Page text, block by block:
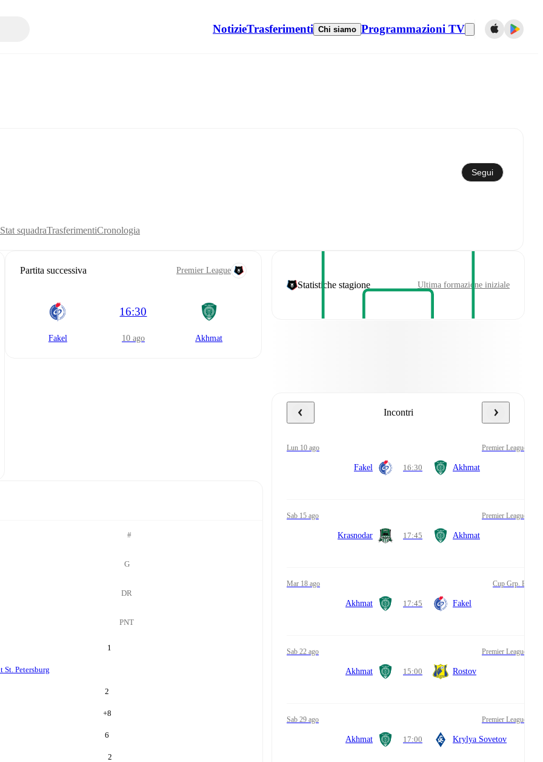
NotizieTrasferimenti Chi siamo Programmazioni TV
Segui
Stat squadraTrasferimentiCronologia
Partita successiva Premier League
Fakel
16:30
10 ago Akhmat
#
G
DR
PNT
1
St. Petersburg
2
+8
6
2
Statistiche stagione Ultima formazione iniziale
Incontri
lun 10 ago Premier League
Fakel 16:30 Akhmat
sab 15 ago Premier League
Krasnodar 17:45 Akhmat
mar 18 ago Cup Grp. B
Akhmat 17:45 Fakel
sab 22 ago Premier League
Akhmat 15:00 Rostov
sab 29 ago Premier League
Akhmat 17:00 Krylya Sovetov